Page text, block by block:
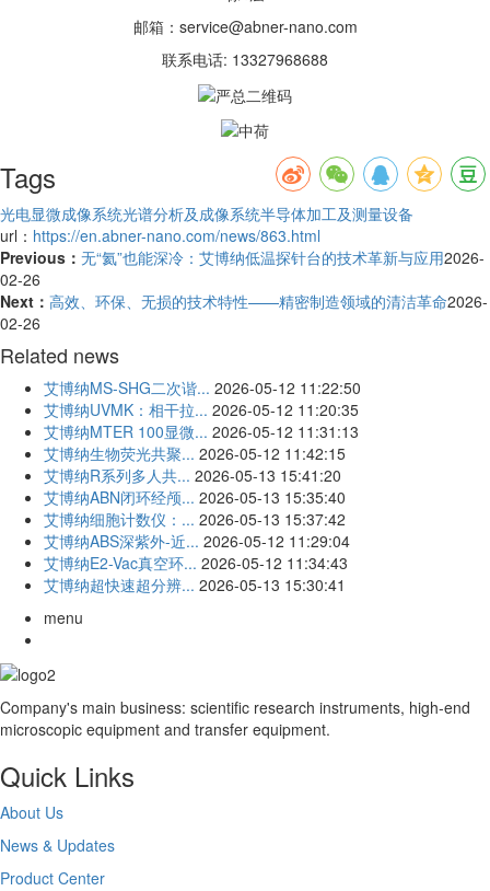
邮箱：service@abner-nano.com
联系电话: 13327968688
Tags
光电显微成像系统光谱分析及成像系统半导体加工及测量设备
url： https://en.abner-nano.com/news/863.html
Previous： 无“氦”也能深冷：艾博纳低温探针台的技术革新与应用2026-
02-26
Next： 高效、环保、无损的技术特性——精密制造领域的清洁革命2026-
02-26
Related news
艾博纳MS-SHG二次谐... 2026-05-12 11:22:50
艾博纳UVMK：相干拉... 2026-05-12 11:20:35
艾博纳MTER 100显微... 2026-05-12 11:31:13
艾博纳生物荧光共聚... 2026-05-12 11:42:15
艾博纳R系列多人共... 2026-05-13 15:41:20
艾博纳ABN闭环经颅... 2026-05-13 15:35:40
艾博纳细胞计数仪：... 2026-05-13 15:37:42
艾博纳ABS深紫外-近... 2026-05-12 11:29:04
艾博纳E2-Vac真空环... 2026-05-12 11:34:43
艾博纳超快速超分辨... 2026-05-13 15:30:41
menu
Company's main business: scientific research instruments, high-end
microscopic equipment and transfer equipment.
Quick Links
About Us
News & Updates
Product Center